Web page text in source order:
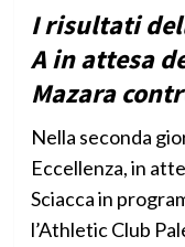
I risultati
A in attesa
Mazara
Nella seconda
Eccellenza, in
Sciacca in
l’Athletic Club